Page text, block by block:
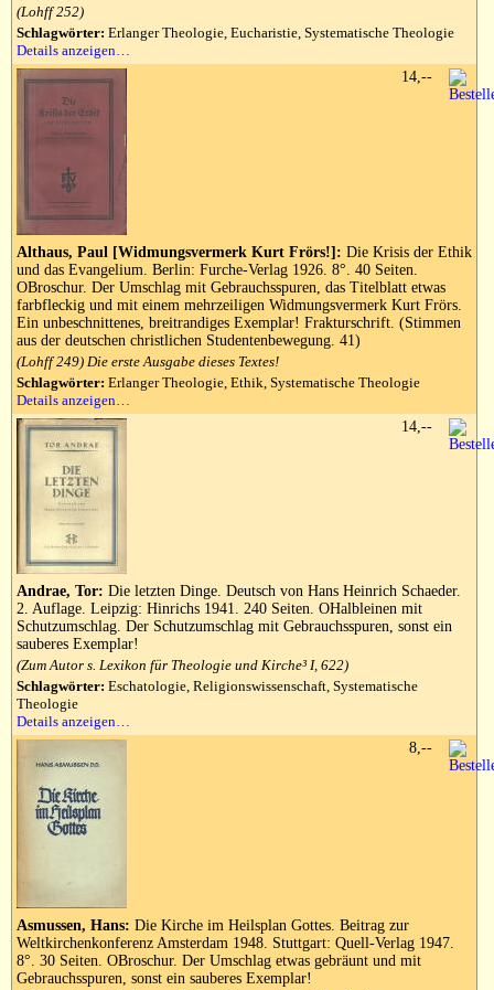
(Lohff 252)
Schlagwörter: Erlanger Theologie, Eucharistie, Systematische Theologie
Details anzeigen…
Althaus, Paul [Widmungsvermerk Kurt Frörs!]: Die Krisis der Ethik
und das Evangelium. Berlin: Furche-Verlag 1926. 8°. 40 Seiten.
OBroschur. Der Umschlag mit Gebrauchsspuren, das Titelblatt etwas
farbfleckig und mit einem mehrzeiligen Widmungsvermerk Kurt Frörs.
Ein unbeschnittenes, breitrandiges Exemplar! Frakturschrift. (Stimmen
aus der deutschen christlichen Studentenbewegung. 41)
(Lohff 249) Die erste Ausgabe dieses Textes!
Schlagwörter: Erlanger Theologie, Ethik, Systematische Theologie
Details anzeigen…
14,--
Andrae, Tor: Die letzten Dinge. Deutsch von Hans Heinrich Schaeder.
2. Auflage. Leipzig: Hinrichs 1941. 240 Seiten. OHalbleinen mit
Schutzumschlag. Der Schutzumschlag mit Gebrauchsspuren, sonst ein
sauberes Exemplar!
(Zum Autor s. Lexikon für Theologie und Kirche³ I, 622)
Schlagwörter: Eschatologie, Religionswissenschaft, Systematische
Theologie
Details anzeigen…
14,--
Asmussen, Hans: Die Kirche im Heilsplan Gottes. Beitrag zur
Weltkirchenkonferenz Amsterdam 1948. Stuttgart: Quell-Verlag 1947.
8°. 30 Seiten. OBroschur. Der Umschlag etwas gebräunt und mit
Gebrauchsspuren, sonst ein sauberes Exemplar!
8,--